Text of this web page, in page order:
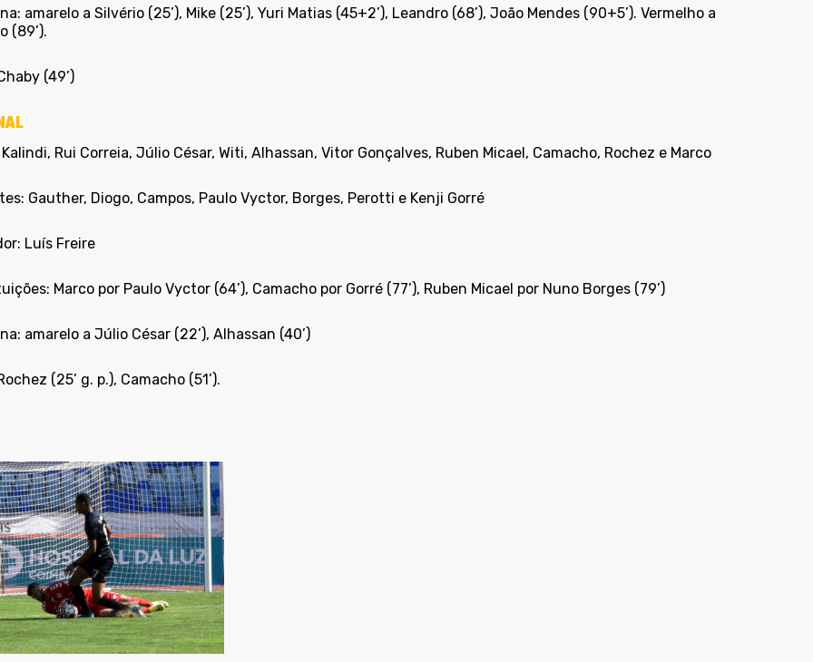
amarelo a Silvério (25’), Mike (25’), Yuri Matias (45+2’), Leandro (68’), João Mendes (90+5’). Vermelho a
(89’).
(49’)
Rui Correia, Júlio César, Witi, Alhassan, Vitor Gonçalves, Ruben Micael, Camacho, Rochez e Marco
Gauther, Diogo, Campos, Paulo Vyctor, Borges, Perotti e Kenji Gorré
Luís Freire
Marco por Paulo Vyctor (64’), Camacho por Gorré (77’), Ruben Micael por Nuno Borges (79’)
amarelo a Júlio César (22’), Alhassan (40’)
(25’ g. p.), Camacho (51’).